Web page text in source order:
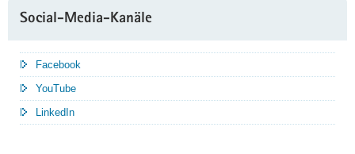
Social-Media-Kanäle
Facebook
YouTube
LinkedIn